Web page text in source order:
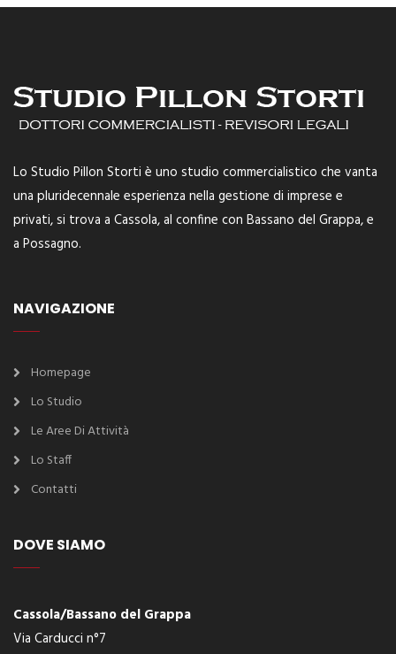
Lo Studio Pillon Storti è uno studio commercialistico che vanta
una pluridecennale esperienza nella gestione di imprese e
privati, si trova a Cassola, al confine con Bassano del Grappa, e
a Possagno.
NAVIGAZIONE
Homepage
Lo Studio
Le Aree Di Attività
Lo Staff
Contatti
DOVE SIAMO
Cassola/Bassano del Grappa
Via Carducci n°7